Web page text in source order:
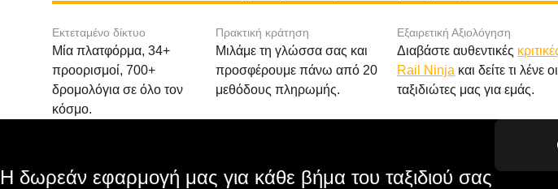
Εκτεταμένο δίκτυο
Μία πλατφόρμα, 34+
προορισμοί, 700+
δρομολόγια σε όλο τον
κόσμο.
Πρακτική κράτηση
Μιλάμε τη γλώσσα σας και
προσφέρουμε πάνω από 20
μεθόδους πληρωμής.
Εξαιρετική Αξιολόγηση
Διαβάστε αυθεντικές
Rail Ninja και δείτε τι λένε οι
ταξιδιώτες μας για εμάς.
Η δωρεάν εφαρμογή μας για κάθε βήμα του ταξιδιού σας